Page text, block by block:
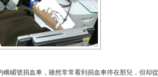
嵋號捐血車，雖然常常看到捐血車停在那兒，但却